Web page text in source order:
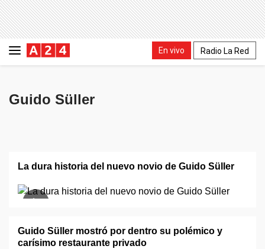
En vivo Radio La Red
Guido Süller
La dura historia del nuevo novio de Guido Süller
Guido Süller mostró por dentro su polémico y
carísimo restaurante privado